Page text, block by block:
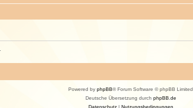
Powered by phpBB® Forum Software © phpBB Limited
Deutsche Übersetzung durch phpBB.de
Datenschutz| Nutzungsbedingungen